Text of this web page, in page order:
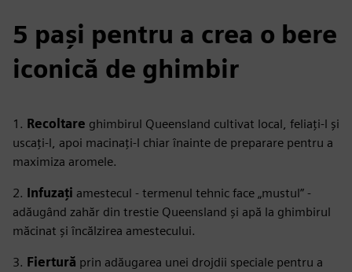
5 pași pentru a crea o bere
iconică de ghimbir
1. Recoltare ghimbirul Queensland cultivat local, feliați-l și
uscați-l, apoi macinați-l chiar înainte de preparare pentru a
maximiza aromele.
2. Infuzați amestecul - termenul tehnic face „mustul” -
adăugând zahăr din trestie Queensland și apă la ghimbirul
măcinat și încălzirea amestecului.
3. Fiertură prin adăugarea unei drojdii speciale pentru a